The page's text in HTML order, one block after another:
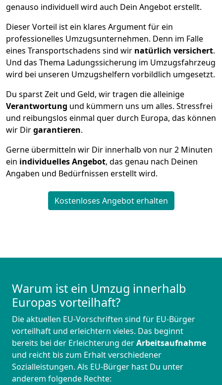
genauso individuell wird auch Dein Angebot erstellt.
Dieser Vorteil ist ein klares Argument für ein
professionelles Umzugsunternehmen. Denn im Falle
eines Transportschadens sind wir natürlich versichert.
Und das Thema Ladungssicherung im Umzugsfahrzeug
wird bei unseren Umzugshelfern vorbildlich umgesetzt.
Du sparst Zeit und Geld, wir tragen die alleinige
Verantwortung und kümmern uns um alles. Stressfrei
und reibungslos einmal quer durch Europa, das können
wir Dirgarantieren.
Gerne übermitteln wir Dir innerhalb von nur2 Minuten
ein individuelles Angebot, das genau nach Deinen
Angaben und Bedürfnissen erstellt wird.
Kostenloses Angebot erhalten
Warum ist ein Umzug innerhalb
Europas vorteilhaft?
Die aktuellen EU-Vorschriften sind für EU-Bürger
vorteilhaft und erleichtern vieles. Das beginnt
bereits bei der Erleichterung derArbeitsaufnahme
und reicht bis zum Erhalt verschiedener
Sozialleistungen. Als EU-Bürger hast Du unter
anderem folgende Rechte: